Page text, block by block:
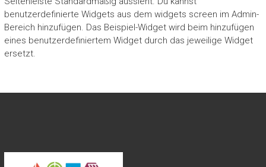
benutzerdefinierte Widgets aus dem widgets screen im Admin-
Bereich hinzufügen. Das Beispiel-Widget wird beim hinzufügen
eines benutzerdefiniertem Widget durch das jeweilige Widget
ersetzt.